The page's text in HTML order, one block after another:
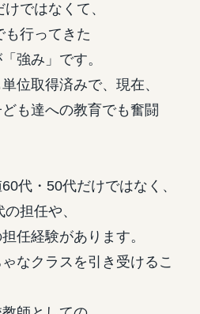
ではなくて、
行ってきた
み」です。
位取得済みで、現在、
達への教育でも奮闘
代・50代だけではなく、
担任や、
経験があります。
クラスを引き受けるこ